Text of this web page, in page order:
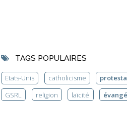
TAGS POPULAIRES
Etats-Unis catholicisme
GSRL
religion laïcité